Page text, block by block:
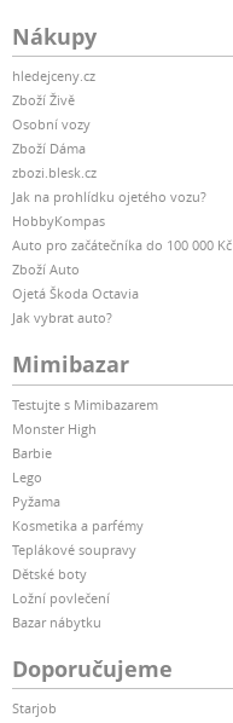
Nákupy
hledejceny.cz
Zboží Živě
Osobní vozy
Zboží Dáma
zbozi.blesk.cz
Jak na prohlídku ojetého vozu?
HobbyKompas
Auto pro začátečníka do 100 000 Kč
Zboží Auto
Ojetá Škoda Octavia
Jak vybrat auto?
Mimibazar
Testujte s Mimibazarem
Monster High
Barbie
Lego
Pyžama
Kosmetika a parfémy
Teplákové soupravy
Dětské boty
Ložní povlečení
Bazar nábytku
Doporučujeme
Starjob